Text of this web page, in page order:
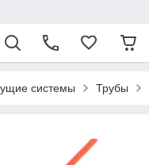
системы Трубы